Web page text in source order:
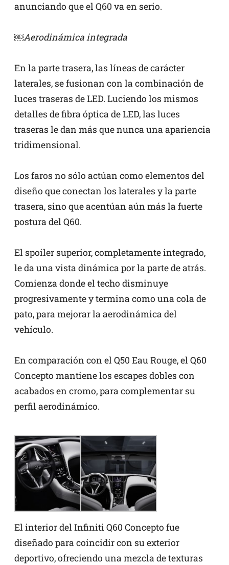
anunciando que el Q60 va en serio.
￼Aerodinámica integrada
En la parte trasera, las líneas de carácter
laterales, se fusionan con la combinación de
luces traseras de LED. Luciendo los mismos
detalles de fibra óptica de LED, las luces
traseras le dan más que nunca una apariencia
tridimensional.
Los faros no sólo actúan como elementos del
diseño que conectan los laterales y la parte
trasera, sino que acentúan aún más la fuerte
postura del Q60.
El spoiler superior, completamente integrado,
le da una vista dinámica por la parte de atrás.
Comienza donde el techo disminuye
progresivamente y termina como una cola de
pato, para mejorar la aerodinámica del
vehículo.
En comparación con el Q50 Eau Rouge, el Q60
Concepto mantiene los escapes dobles con
acabados en cromo, para complementar su
perfil aerodinámico.
El interior del Infiniti Q60 Concepto fue
diseñado para coincidir con su exterior
deportivo, ofreciendo una mezcla de texturas